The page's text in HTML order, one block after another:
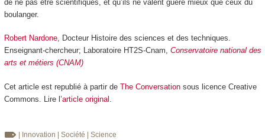
de ne pas être scientifiques, et qu’ils ne valent guère mieux que ceux du
boulanger.
Robert Nardone, Docteur Histoire des sciences et des techniques.
Enseignant-chercheur; Laboratoire HT2S-Cnam, Conservatoire national des
arts et métiers (CNAM)
Cet article est republié à partir de The Conversationsous licence Creative
Commons. Lire l’article original
| Innovation | Société | Science